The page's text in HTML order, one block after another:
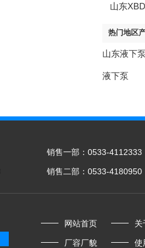
山东
热门地区
山东液下泵
液下泵
销售一部：0533-4112333
销售二部：0533-4180950
网站首页 关
厂容厂貌 使